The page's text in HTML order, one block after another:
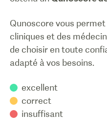
Qunoscore vous
cliniques et des
de choisir en toute
adapté à vos besoins.
excellent
correct
insuffisant